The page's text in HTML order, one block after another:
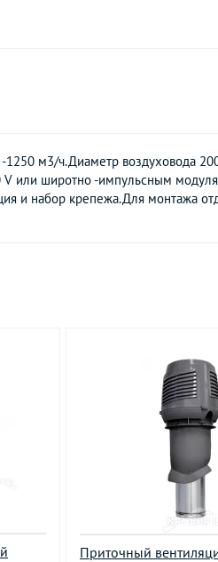
1250 м3/ч.Диаметр воздуховода
или широтно -импульсным
и набор крепежа.Для монтажа
Приточный